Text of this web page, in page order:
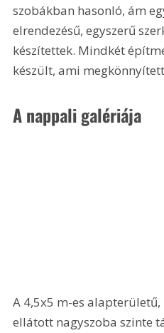
szobákban hasonló, ám
elrendezésű, egyszerű
készítettek. Mindkét
készült, ami
A nappali galériája
A 4,5x5 m-es
ellátott nagyszoba szinte